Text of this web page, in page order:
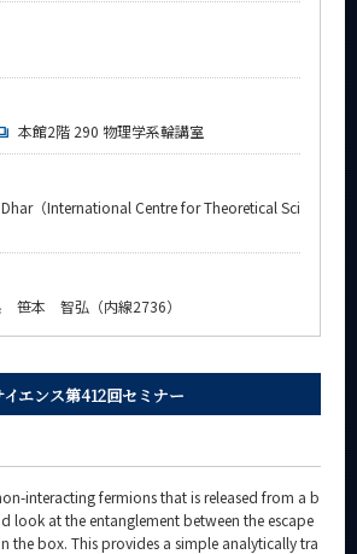
本館2階 290 物理学系輪講室
（International Centre for Theoretical Sci
笹本 智弘（内線2736）
エンス第412回セミナー
interacting fermions that is released from a b
look at the entanglement between the escape
the box. This provides a simple analytically tra
ト
CLOSE